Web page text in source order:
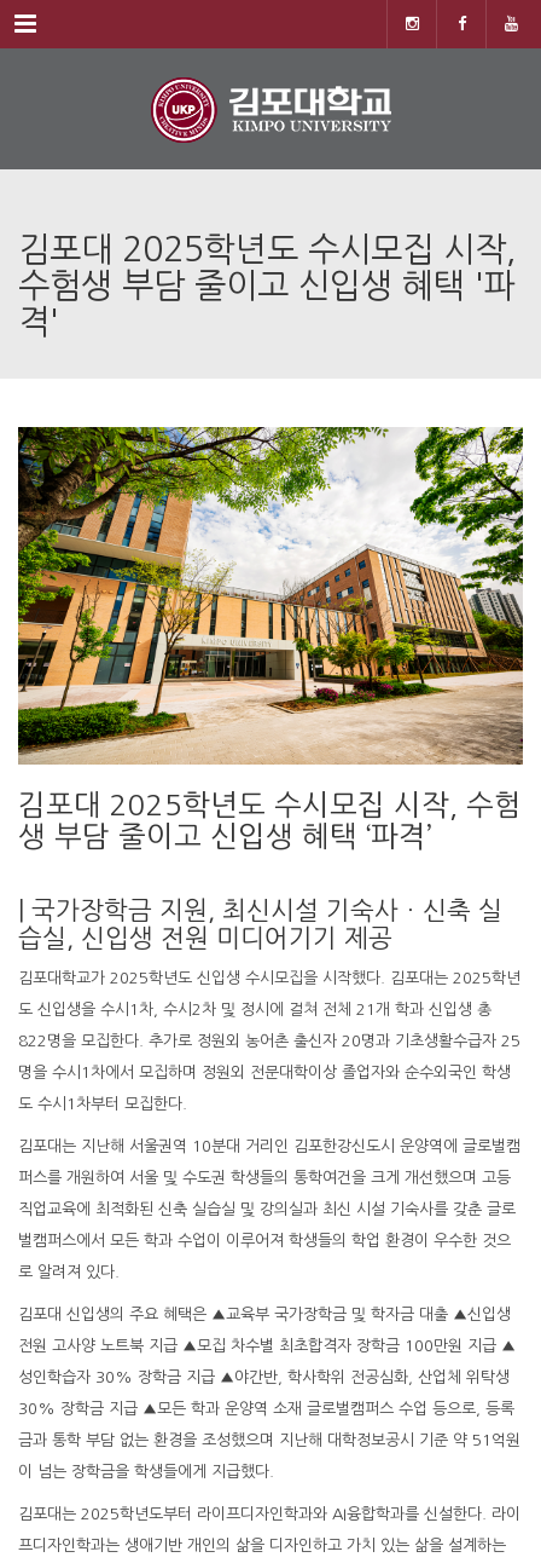
Menu
김포대 2025학년도 수시모집 시작,
수험생 부담 줄이고 신입생 혜택 '파
격'
김포대 2025학년도 수시모집 시작, 수험
생 부담 줄이고 신입생 혜택 ‘파격’
| 국가장학금 지원, 최신시설 기숙사ㆍ신축 실
습실, 신입생 전원 미디어기기 제공
김포대학교가 2025학년도 신입생 수시모집을 시작했다. 김포대는 2025학년
도 신입생을 수시1차, 수시2차 및 정시에 걸쳐 전체 21개 학과 신입생 총
822명을 모집한다. 추가로 정원외 농어촌 출신자 20명과 기초생활수급자 25
명을 수시1차에서 모집하며 정원외 전문대학이상 졸업자와 순수외국인 학생
도 수시1차부터 모집한다.
김포대는 지난해 서울권역 10분대 거리인 김포한강신도시 운양역에 글로벌캠
퍼스를 개원하여 서울 및 수도권 학생들의 통학여건을 크게 개선했으며 고등
직업교육에 최적화된 신축 실습실 및 강의실과 최신 시설 기숙사를 갖춘 글로
벌캠퍼스에서 모든 학과 수업이 이루어져 학생들의 학업 환경이 우수한 것으
로 알려져 있다.
김포대 신입생의 주요 혜택은 ▲교육부 국가장학금 및 학자금 대출 ▲신입생
전원 고사양 노트북 지급 ▲모집 차수별 최초합격자 장학금 100만원 지급 ▲
성인학습자 30% 장학금 지급 ▲야간반, 학사학위 전공심화, 산업체 위탁생
30% 장학금 지급 ▲모든 학과 운양역 소재 글로벌캠퍼스 수업 등으로, 등록
금과 통학 부담 없는 환경을 조성했으며 지난해 대학정보공시 기준 약 51억원
이 넘는 장학금을 학생들에게 지급했다.
김포대는 2025학년도부터 라이프디자인학과와 AI융합학과를 신설한다. 라이
프디자인학과는 생애기반 개인의 삶을 디자인하고 가치 있는 삶을 설계하는